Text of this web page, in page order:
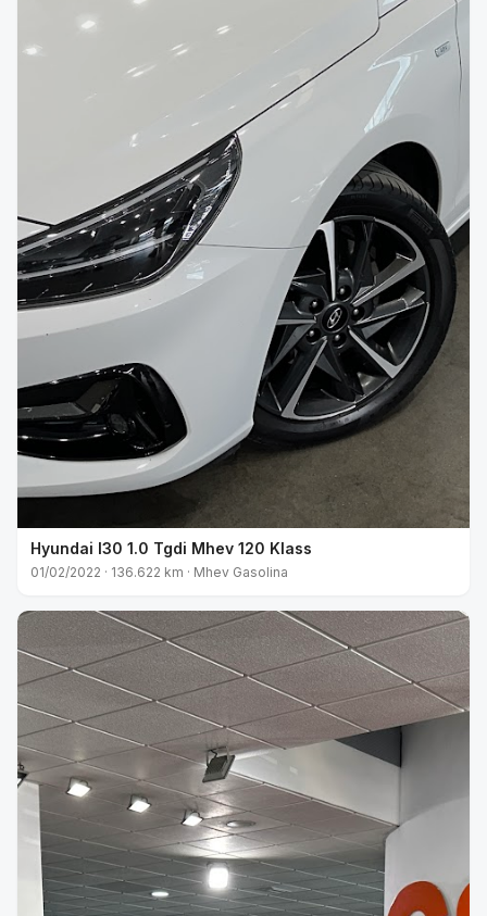
Hyundai I30 1.0 Tgdi Mhev 120 Klass
01/02/2022 · 136.622 km · Mhev Gasolina